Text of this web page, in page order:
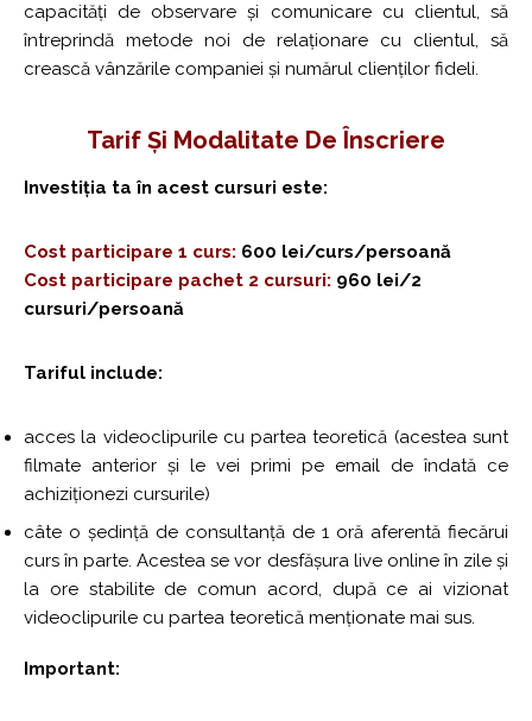
capacități de observare și comunicare cu clientul, să
întreprindă metode noi de relaționare cu clientul, să
crească vânzările companiei și numărul clienților fideli.
Tarif Și Modalitate De Înscriere
Investiția ta în acest cursuri este:
Cost participare 1 curs: 600 lei/curs/persoană
Cost participare pachet 2 cursuri: 960 lei/2
cursuri/persoană
Tariful include:
acces la videoclipurile cu partea teoretică (acestea sunt
filmate anterior și le vei primi pe email de îndată ce
achiziționezi cursurile)
câte o ședință de consultanță de 1 oră aferentă fiecărui
curs în parte. Acestea se vor desfășura live online în zile și
la ore stabilite de comun acord, după ce ai vizionat
videoclipurile cu partea teoretică menționate mai sus.
Important: